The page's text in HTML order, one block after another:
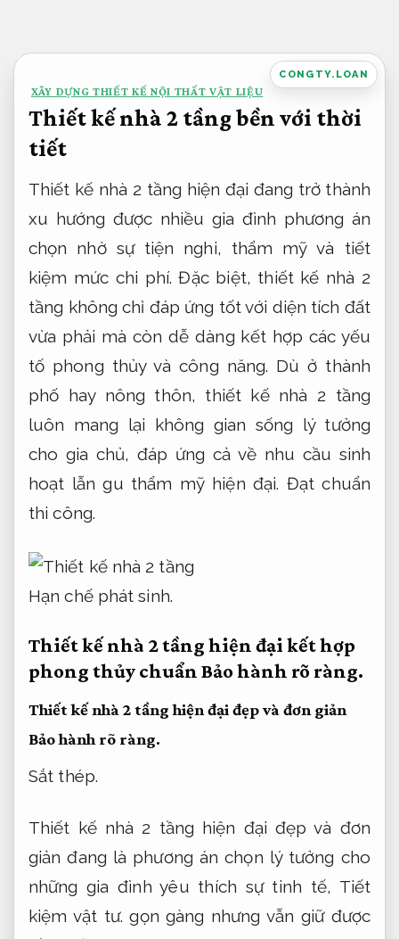
nội
dung
CONGTY.LOAN
XÂY DỰNG THIẾT KẾ NỘI THẤT VẬT LIỆU
Thiết kế nhà 2 tầng bền với thời
tiết
Thiết kế nhà 2 tầng hiện đại đang trở thành
xu hướng được nhiều gia đình phương án
chọn nhờ sự tiện nghi, thẩm mỹ và tiết
kiệm mức chi phí. Đặc biệt, thiết kế nhà 2
tầng không chỉ đáp ứng tốt với diện tích đất
vừa phải mà còn dễ dàng kết hợp các yếu
tố phong thủy và công năng. Dù ở thành
phố hay nông thôn, thiết kế nhà 2 tầng
luôn mang lại không gian sống lý tưởng
cho gia chủ, đáp ứng cả về nhu cầu sinh
hoạt lẫn gu thẩm mỹ hiện đại. Đạt chuẩn
thi công.
Hạn chế phát sinh.
Thiết kế nhà 2 tầng hiện đại kết hợp
phong thủy chuẩn Bảo hành rõ ràng.
Thiết kế nhà 2 tầng hiện đại đẹp và đơn giản
Bảo hành rõ ràng.
Sắt thép.
Thiết kế nhà 2 tầng hiện đại đẹp và đơn
giản đang là phương án chọn lý tưởng cho
những gia đình yêu thích sự tinh tế, Tiết
kiệm vật tư. gọn gàng nhưng vẫn giữ được